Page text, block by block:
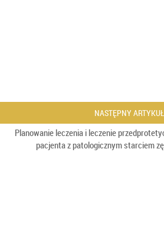
NASTĘPNY ARTYKUŁ
Planowanie leczenia i leczenie
pacjenta z patologicznym starciem